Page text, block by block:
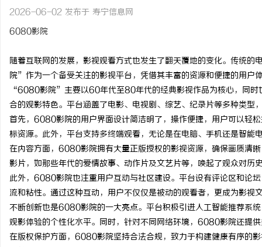
2026-06-02 发布于 寿宁信息网
6080影院
随着互联网的发展，影视观看方式也发生了翻天覆地的变化。传统
院”作为一个备受关注的影视平台，凭借其丰富的资源和便捷的用户
“6080影院”主要以60年代至80年代的经典影视作品为核心，同时
合的观影特色。平台涵盖了电影、电视剧、综艺、纪录片等多种类型
首先，6080影院的用户界面设计简洁明了，操作便捷，用户可以轻
标资源。此外，平台支持多终端观看，无论是在电脑、手机还是智能
在内容方面，6080影院拥有大量正版授权的影视资源，确保画质清
影片，如那些年代的爱情故事、动作片及文艺片等，唤起了观众对历
此外，6080影院也注重用户互动与社区建设。平台设有评论区和论
流和粘性。通过这种互动，用户不仅仅是被动的观看者，更成为影视
不断创新也是6080影院的一大亮点。平台积极引进人工智能推荐系
观影体验的个性化水平。同时，针对不同网络环境，6080影院还提
在版权保护方面，6080影院坚持合法合规，致力于构建健康有序的